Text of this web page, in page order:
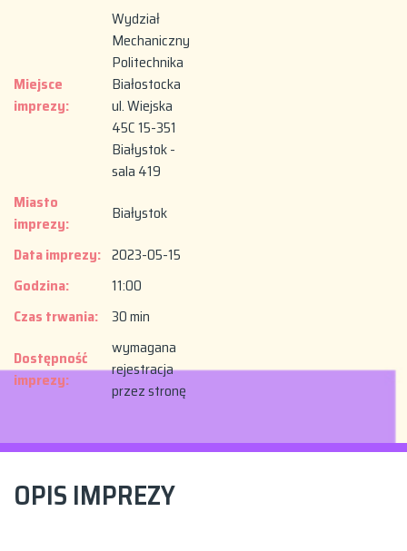
Miejsce
imprezy:
Wydział
Mechaniczny
Politechnika
Białostocka
ul. Wiejska
45C 15-351
Białystok -
sala 419
Miasto
imprezy:
Białystok
Data imprezy: 2023-05-15
Godzina:
11:00
Czas trwania: 30 min
Dostępność
imprezy:
wymagana
rejestracja
przez stronę
OPIS IMPREZY